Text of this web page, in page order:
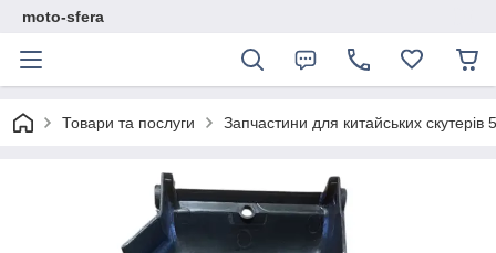
moto-sfera
Товари та послуги Запчастини для китайських